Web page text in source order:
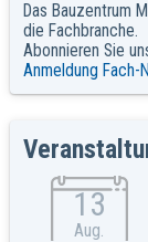
Das Bauzentrum
die Fachbranche.
Abonnieren Sie
Anmeldung Fach-
13
Aug.